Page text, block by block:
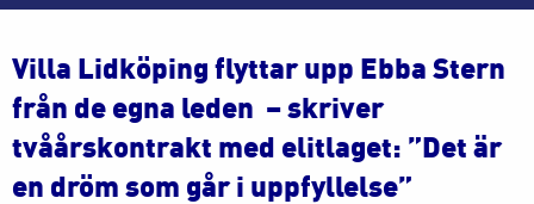
Villa Lidköping flyttar upp Ebba Stern
från de egna leden – skriver
tvåårskontrakt med elitlaget: ”Det är
en dröm som går i uppfyllelse”